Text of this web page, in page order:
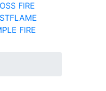
FIRE
FIRE